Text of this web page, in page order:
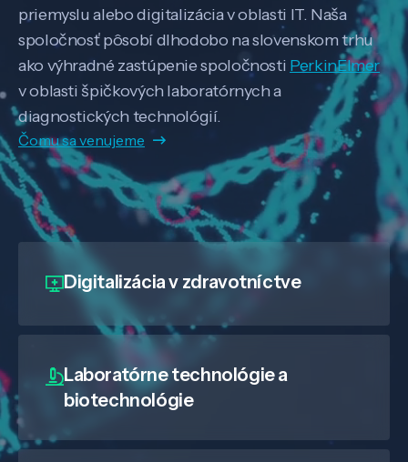
priemyslu alebo digitalizácia v oblasti IT. Naša
spoločnosť pôsobí dlhodobo na slovenskom trhu
ako výhradné zastúpenie spoločnosti PerkinElmer
v oblasti špičkových laboratórnych a
diagnostických technológií.
Čomu sa venujeme
Digitalizáciav zdravotníctve
Laboratórne technológie a
biotechnológie